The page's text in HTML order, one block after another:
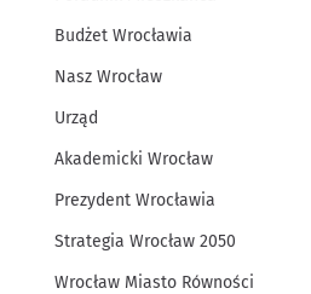
Budżet Wrocławia
Nasz Wrocław
Urząd
Akademicki Wrocław
Prezydent Wrocławia
Strategia Wrocław 2050
Wrocław Miasto Równości